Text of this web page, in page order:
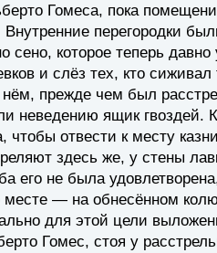
Гомеса, пока
перегородки
сено, которое теперь
и слёз тех, кто
прежде чем был
неведению ящик гвоздей.
чтобы отвести к месту
здесь же, у стены
его не была
месте — на обнесённом
для этой цели
Гомес, стоя у